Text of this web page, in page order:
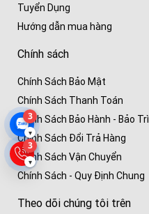
3
▾
3
▾
Tuyển Dụng
Hướng dẫn mua hàng
Chính sách
Chính Sách Bảo Mật
Chính Sách Thanh Toán
Chính Sách Bảo Hành - Bảo Trì
Chính Sách Đổi Trả Hàng
Chính Sách Vận Chuyển
Chính Sách - Quy Định Chung
Theo dõi chúng tôi trên